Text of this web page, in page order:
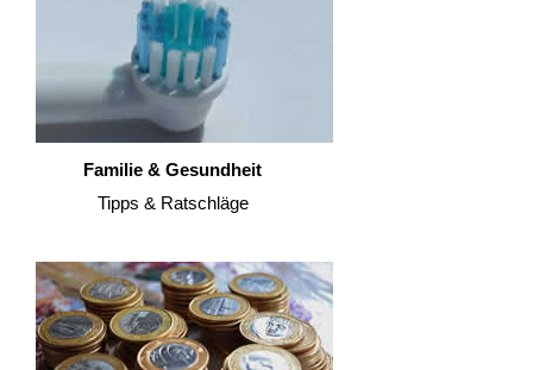
Familie & Gesundheit
Tipps & Ratschläge